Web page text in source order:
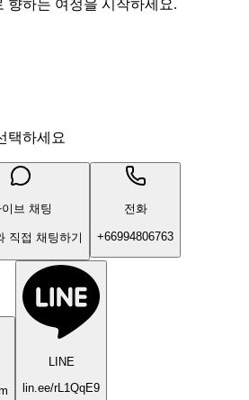
향하는 여정을 시작하세요.
택하세요
이브 채팅
직접 채팅하기
전화
+66994806763
LINE
lin.ee/rL1QqE9